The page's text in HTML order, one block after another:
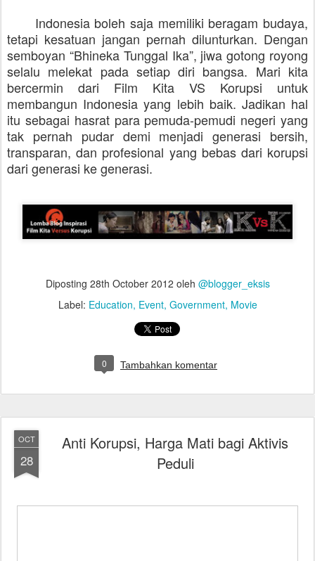
Indonesia boleh saja memiliki beragam budaya,
tetapi kesatuan jangan pernah dilunturkan. Dengan
semboyan “Bhineka Tunggal Ika”, jiwa gotong royong
selalu melekat pada setiap diri bangsa. Mari kita
bercermin dari Film Kita VS Korupsi untuk
membangun Indonesia yang lebih baik. Jadikan hal
itu sebagai hasrat para pemuda-pemudi negeri yang
tak pernah pudar demi menjadi generasi bersih,
transparan, dan profesional yang bebas dari korupsi
dari generasi ke generasi.
Diposting 28th October 2012 oleh @blogger_eksis
Label: Education Event Government Movie
0 Tambahkan komentar
OCT
28
Anti Korupsi, Harga Mati bagi Aktivis
Peduli